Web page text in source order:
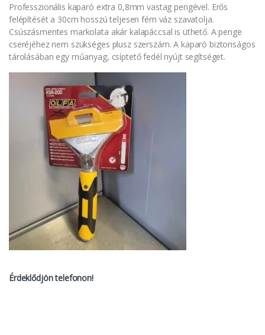
Professzionális kaparó extra 0,8mm vastag pengével. Erős
felépítését a 30cm hosszú teljesen fém váz szavatolja.
Csúszásmentes markolata akár kalapáccsal is üthető. A penge
cseréjéhez nem szükséges plusz szerszám. A kaparó biztonságos
tárolásában egy műanyag, csíptető fedél nyújt segítséget.
Érdeklődjön telefonon!